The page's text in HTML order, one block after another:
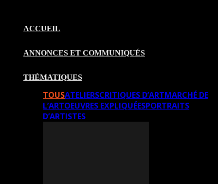
ACCUEIL
ANNONCES ET COMMUNIQUÉS
THÉMATIQUES
TOUSATELIERSCRITIQUES D’ARTMARCHÉ DE
L’ARTOEUVRES EXPLIQUÉESPORTRAITS
D’ARTISTES